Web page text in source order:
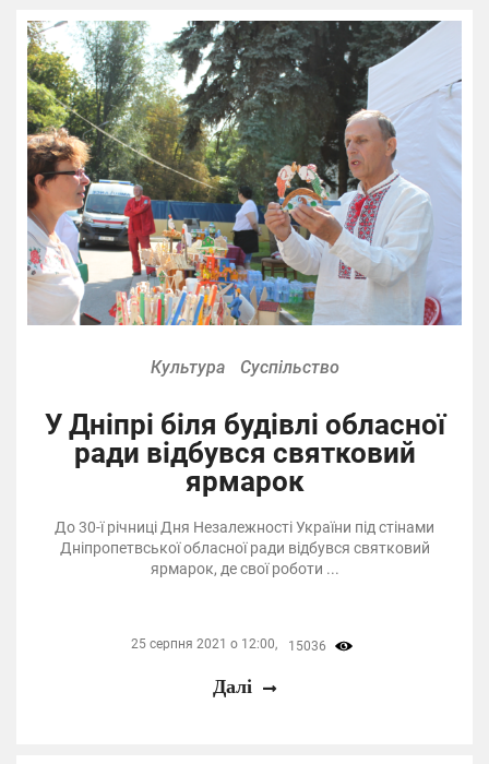
Культура Суспільство
У Дніпрі біля будівлі обласної
ради відбувся святковий
ярмарок
До 30-ї річниці Дня Незалежності України під стінами
Дніпропетвської обласної ради відбувся святковий
ярмарок, де свої роботи ...
25 серпня 2021 о 12:00, 15036
Далі